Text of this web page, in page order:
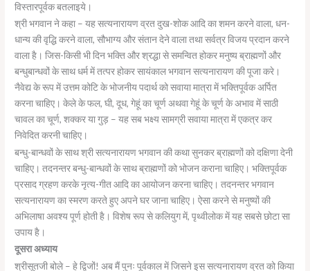
विस्तारपूर्वक बतलाइये।
श्री भगवान ने कहा – यह सत्यनारायण व्रत दुख-शोक आदि का शमन करने वाला, धन-
धान्य की वृद्धि करने वाला, सौभाग्य और संतान देने वाला तथा सर्वत्र विजय प्रदान करने
वाला है। जिस-किसी भी दिन भक्ति और श्रद्धा से समन्वित होकर मनुष्य ब्राह्मणों और
बन्धुबान्धवों के साथ धर्म में तत्पर होकर सायंकाल भगवान सत्यनारायण की पूजा करे।
नैवेद्य के रूप में उत्तम कोटि के भोजनीय पदार्थ को सवाया मात्रा में भक्तिपूर्वक अर्पित
करना चाहिए। केले के फल, घी, दूध, गेहूं का चूर्ण अथवा गेहूं के चूर्ण के अभाव में साठी
चावल का चूर्ण, शक्कर या गुड़ – यह सब भक्ष्य सामग्री सवाया मात्रा में एकत्र कर
निवेदित करनी चाहिए।
बन्धु-बान्धवों के साथ श्री सत्यनारायण भगवान की कथा सुनकर ब्राह्मणों को दक्षिणा देनी
चाहिए। तदनन्तर बन्धु-बान्धवों के साथ ब्राह्मणों को भोजन कराना चाहिए। भक्तिपूर्वक
प्रसाद ग्रहण करके नृत्य-गीत आदि का आयोजन करना चाहिए। तदनन्तर भगवान
सत्यनारायण का स्मरण करते हुए अपने घर जाना चाहिए। ऐसा करने से मनुष्यों की
अभिलाषा अवश्य पूर्ण होती है। विशेष रूप से कलियुग में, पृथ्वीलोक में यह सबसे छोटा सा
उपाय है।
दूसरा अध्याय
श्रीसूतजी बोले – हे द्विजों! अब मैं पुनः पूर्वकाल में जिसने इस सत्यनारायण व्रत को किया